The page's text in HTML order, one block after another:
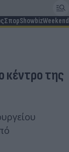
ΣπορShowbizWeekend
κέντρο της